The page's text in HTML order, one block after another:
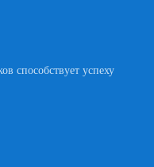
способствует успеху